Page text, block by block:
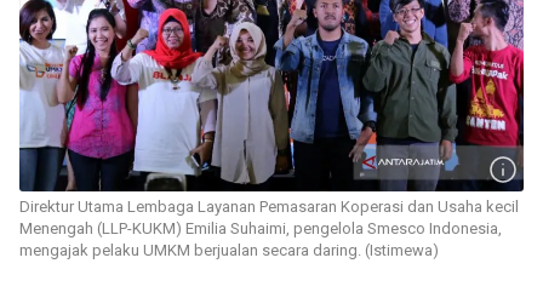
Direktur Utama Lembaga Layanan Pemasaran Koperasi dan Usaha kecil
Menengah (LLP-KUKM) Emilia Suhaimi, pengelola Smesco Indonesia,
mengajak pelaku UMKM berjualan secara daring. (Istimewa)